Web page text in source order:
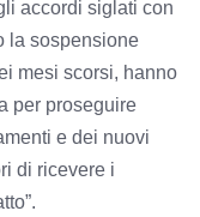
accordi siglati con
la sospensione
mesi scorsi, hanno
per proseguire
e dei nuovi
di ricevere i